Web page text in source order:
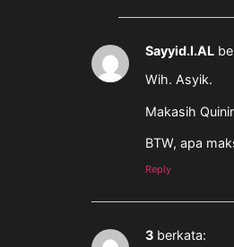
Sayyid.I.AL
Wih. Asyik.
Makasih
BTW, apa
Reply
3 berkata: